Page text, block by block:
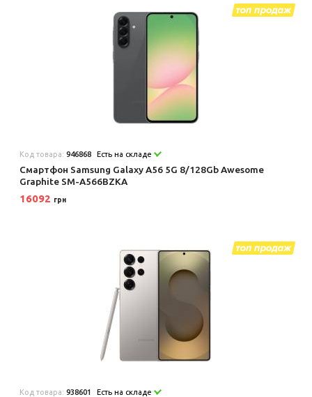
Код товара:946868 Есть на складе
Смартфон Samsung Galaxy A56 5G 8/128Gb Awesome
Graphite SM-A566BZKA
16092 грн
Код товара:938601 Есть на складе